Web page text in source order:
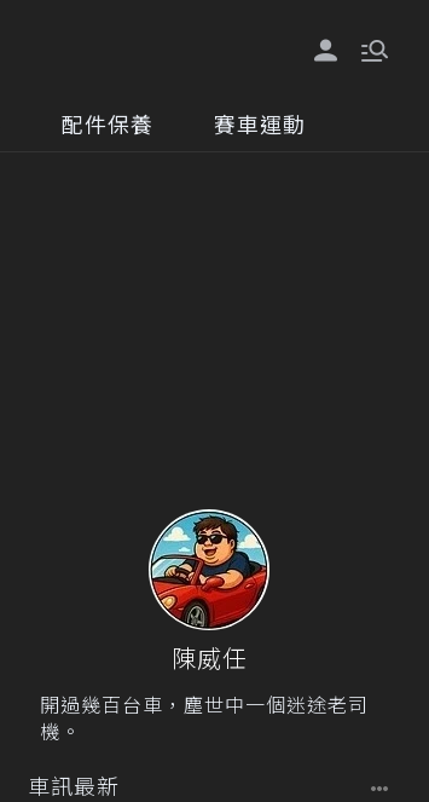
配件保養 賽車運動
陳威任
開過幾百台車，塵世中一個迷途老司
機。
車訊最新